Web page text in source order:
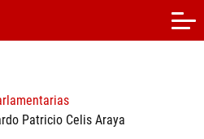
Patricio Celis Araya